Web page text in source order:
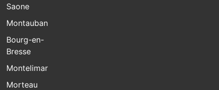
Saone
Montauban
Bourg-en-
Bresse
Montelimar
Morteau